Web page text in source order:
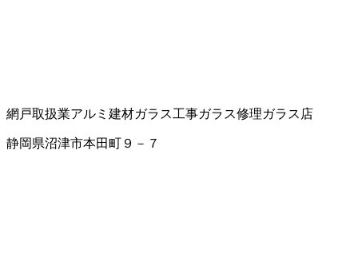
網戸取扱業アルミ建材ガラス工事ガラス修理ガラス店
静岡県沼津市本田町９－７